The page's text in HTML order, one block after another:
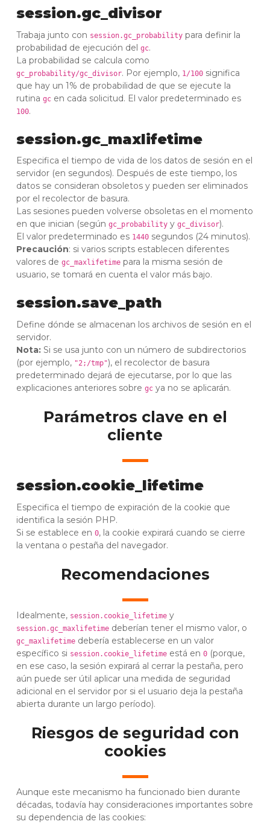
session.gc_divisor
Trabaja junto con session.gc_probability para definir la
probabilidad de ejecución del gc.
La probabilidad se calcula como
gc_probability/gc_divisor. Por ejemplo, 1/100 significa
que hay un 1% de probabilidad de que se ejecute la
rutina gc en cada solicitud. El valor predeterminado es
100.
session.gc_maxlifetime
Especifica el tiempo de vida de los datos de sesión en el
servidor (en segundos). Después de este tiempo, los
datos se consideran obsoletos y pueden ser eliminados
por el recolector de basura.
Las sesiones pueden volverse obsoletas en el momento
en que inician (según gc_probability y gc_divisor).
El valor predeterminado es 1440 segundos (24 minutos).
Precaución: si varios scripts establecen diferentes
valores de gc_maxlifetime para la misma sesión de
usuario, se tomará en cuenta el valor más bajo.
session.save_path
Define dónde se almacenan los archivos de sesión en el
servidor.
Nota: Si se usa junto con un número de subdirectorios
(por ejemplo, "2;/tmp"), el recolector de basura
predeterminado dejará de ejecutarse, por lo que las
explicaciones anteriores sobre gc ya no se aplicarán.
Parámetros clave en el
cliente
session.cookie_lifetime
Especifica el tiempo de expiración de la cookie que
identifica la sesión PHP.
Si se establece en 0, la cookie expirará cuando se cierre
la ventana o pestaña del navegador.
Recomendaciones
Idealmente, session.cookie_lifetime y
session.gc_maxlifetime deberían tener el mismo valor, o
gc_maxlifetime debería establecerse en un valor
específico si session.cookie_lifetime está en 0 (porque,
en ese caso, la sesión expirará al cerrar la pestaña, pero
aún puede ser útil aplicar una medida de seguridad
adicional en el servidor por si el usuario deja la pestaña
abierta durante un largo período).
Riesgos de seguridad con
cookies
Aunque este mecanismo ha funcionado bien durante
décadas, todavía hay consideraciones importantes sobre
su dependencia de las cookies: